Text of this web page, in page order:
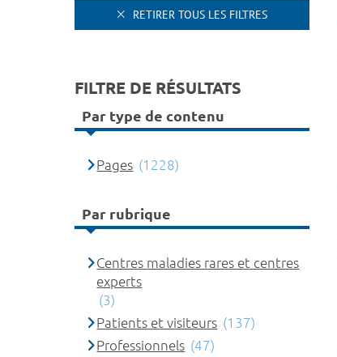
RETIRER TOUS LES FILTRES
FILTRE DE RÉSULTATS
Par type de contenu
Pages (1228)
Par rubrique
Centres maladies rares et centres
experts
(3)
Patients et visiteurs (137)
Professionnels (47)